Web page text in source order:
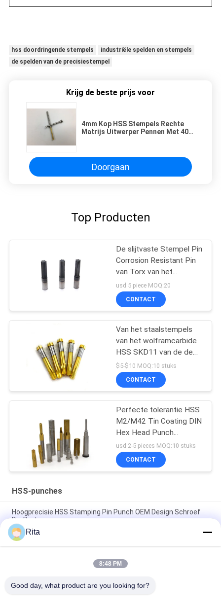
hss doordringende stempels
industriële spelden en stempels
de spelden van de precisiestempel
Krijg de beste prijs voor
4mm Kop HSS Stempels Rechte
Matrijs Uitwerper Pennen Met 40-
Doorgaan
Top Producten
De slijtvaste Stempel Pin
Corrosion Resistant Pin
van Torx van het
Wolframstaal
usd 5 piece MOQ:20
CONTACT
Van het staalstempels
van het wolframcarbide
HSS SKD11 van de de
stempelmatrijs
vastgestelde de
stempelspeld
$5-$10 MOQ:10 stuks
CONTACT
Perfecte tolerantie HSS
M2/M42 Tin Coating DIN
Hex Head Punch
aangepast
usd 2-5 pieces MOQ:10 stuks
CONTACT
HSS-punches
Hoogprecisie HSS Stamping Pin Punch OEM Design Schroef
Die Parts
Schimmel accessoires Ronde rechte HSS punches Pins
Precision Stamping Parts
Op maat gemaakte wolfraamcarbide HSS-punches drukpen
Rita
8:48 PM
Good day, what product are you looking for?